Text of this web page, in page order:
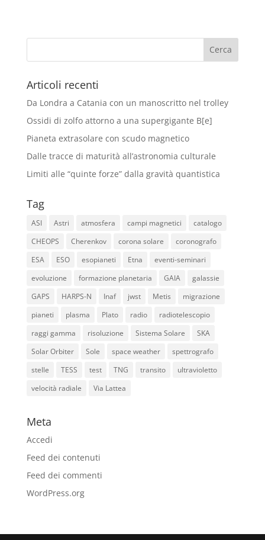
Articoli recenti
Da Londra a Catania con un manoscritto nel trolley
Ossidi di zolfo attorno a una supergigante B[e]
Pianeta extrasolare con scudo magnetico
Dalle tracce di maturità all’astronomia culturale
Limiti alle “quinte forze” dalla gravità quantistica
Tag
ASI Astri atmosfera campi magnetici
catalogo
CHEOPS
Cherenkov corona solare
coronografo
ESA
ESO esopianeti Etna
eventi-seminari
evoluzione
formazione planetaria GAIA
galassie
GAPS
HARPS-N Inaf jwst Metis
migrazione
pianeti
plasma Plato radio
radiotelescopio
raggi gamma
risoluzione Sistema Solare
SKA
Solar Orbiter
Sole space weather
spettrografo
stelle
TESS test TNG transito
ultravioletto
velocità radiale
Via Lattea
Meta
Accedi
Feed dei contenuti
Feed dei commenti
WordPress.org